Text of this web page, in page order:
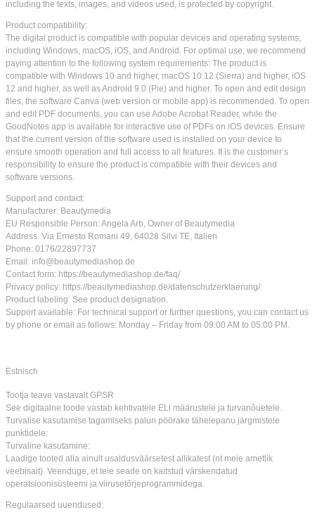
including the texts, images, and videos used, is protected by copyright.
Product compatibility:
The digital product is compatible with popular devices and operating systems,
including Windows, macOS, iOS, and Android. For optimal use, we recommend
paying attention to the following system requirements: The product is
compatible with Windows 10 and higher, macOS 10.12 (Sierra) and higher, iOS
12 and higher, as well as Android 9.0 (Pie) and higher. To open and edit design
files, the software Canva (web version or mobile app) is recommended. To open
and edit PDF documents, you can use Adobe Acrobat Reader, while the
GoodNotes app is available for interactive use of PDFs on iOS devices. Ensure
that the current version of the software used is installed on your device to
ensure smooth operation and full access to all features. It is the customer’s
responsibility to ensure the product is compatible with their devices and
software versions.
Support and contact:
Manufacturer: Beautymedia
EU Responsible Person: Angela Arb, Owner of Beautymedia
Address: Via Ernesto Romani 49, 64028 Silvi TE, Italien
Phone: 0176/22897737
Email: info@beautymediashop.de
Contact form: https://beautymediashop.de/faq/
Privacy policy: https://beautymediashop.de/datenschutzerklaerung/
Product labeling: See product designation.
Support available: For technical support or further questions, you can contact us
by phone or email as follows: Monday – Friday from 09:00 AM to 05:00 PM.
Estnisch
Tootja teave vastavalt GPSR
See digitaalne toode vastab kehtivatele ELi määrustele ja turvanõuetele.
Turvalise kasutamise tagamiseks palun pöörake tähelepanu järgmistele
punktidele:
Turvaline kasutamine:
Laadige tooted alla ainult usaldusväärsetest allikatest (nt meie ametlik
veebisait). Veenduge, et teie seade on kaitstud värskendatud
operatsioonisüsteemi ja viirusetõrjeprogrammidega.
Regulaarsed uuendused: